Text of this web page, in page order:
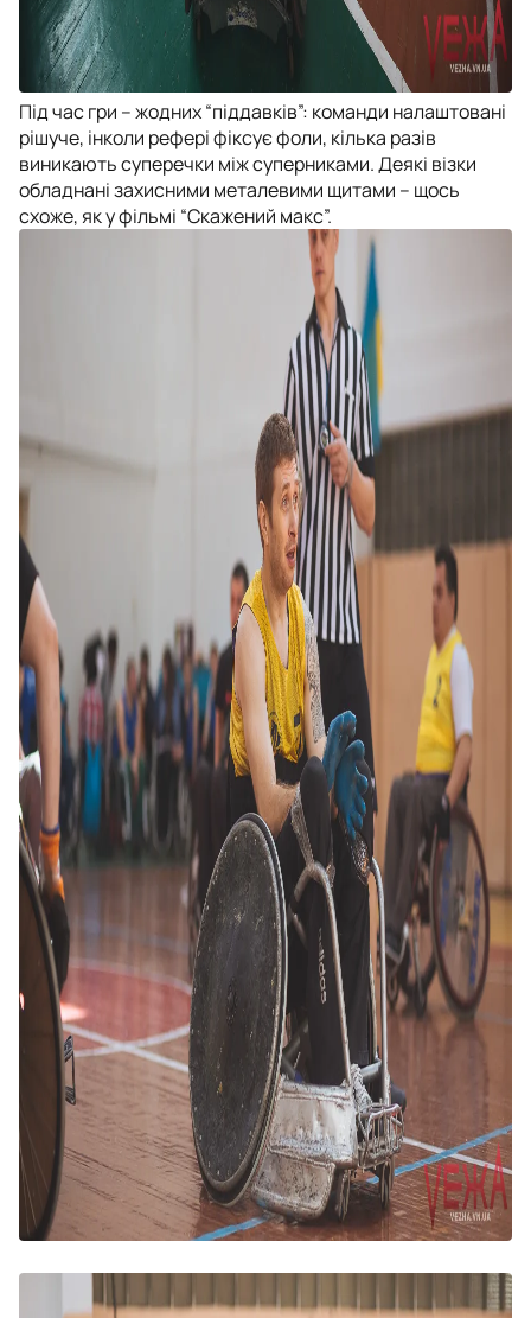
Під час гри – жодних “піддавків”: команди налаштовані
рішуче, інколи рефері фіксує фоли, кілька разів
виникають суперечки між суперниками. Деякі візки
обладнані захисними металевими щитами – щось
схоже, як у фільмі “Скажений макс”.